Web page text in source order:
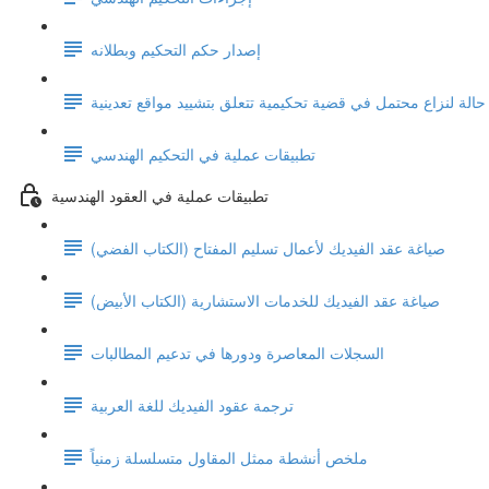
إصدار حكم التحكيم وبطلانه
لنزاع محتمل في قضية تحكيمية تتعلق بتشييد مواقع تعدينية
تطبيقات عملية في التحكيم الهندسي
تطبيقات عملية في العقود الهندسية
صياغة عقد الفيديك لأعمال تسليم المفتاح (الكتاب الفضي)
صياغة عقد الفيديك للخدمات الاستشارية (الكتاب الأبيض)
السجلات المعاصرة ودورها في تدعيم المطالبات
ترجمة عقود الفيديك للغة العربية
ملخص أنشطة ممثل المقاول متسلسلة زمنياً